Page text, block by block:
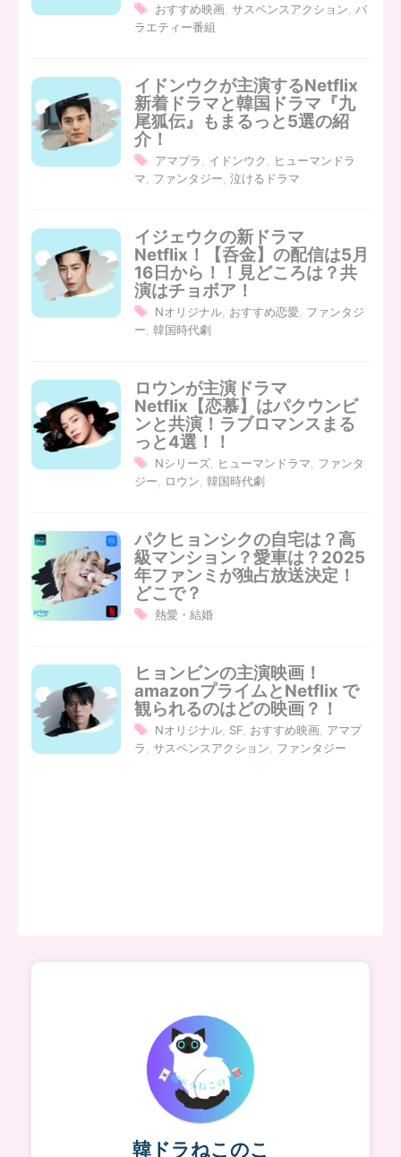
おすすめ映画, サスペンスアクション, バ
ラエティー番組
イドンウクが主演するNetflix
新着ドラマと韓国ドラマ『九
尾狐伝』もまるっと5選の紹
介！
アマプラ, イドンウク, ヒューマンドラ
マ, ファンタジー, 泣けるドラマ
イジェウクの新ドラマ
Netflix！【呑金】の配信は5月
16日から！！見どころは？共
演はチョボア！
Nオリジナル, おすすめ恋愛, ファンタジ
ー, 韓国時代劇
ロウンが主演ドラマ
Netflix【恋慕】はパクウンビ
ンと共演！ラブロマンスまる
っと4選！！
Nシリーズ, ヒューマンドラマ, ファンタ
ジー, ロウン, 韓国時代劇
パクヒョンシクの自宅は？高
級マンション？愛車は？2025
年ファンミが独占放送決定！
どこで？
熱愛・結婚
ヒョンビンの主演映画！
amazonプライムとNetflix で
観られるのはどの映画？！
Nオリジナル, SF, おすすめ映画, アマプ
ラ, サスペンスアクション, ファンタジー
韓ドラねこのこ